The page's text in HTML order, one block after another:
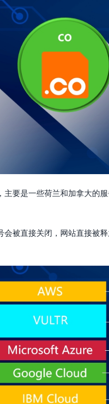
要是一些荷兰和加拿大的
被直接关闭，网站直接被